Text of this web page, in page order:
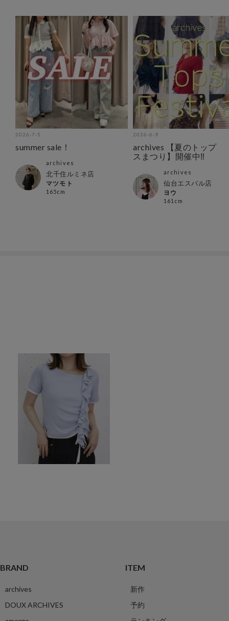
2026-7-5
summer sale！
archives
北千住ルミネ店
マツモト
165cm
2026-6-9
archives 【夏のトップ
スまつり】開催中‼︎
archives
仙台エスパル店
ヨウ
161cm
BRAND
archives
DOUX ARCHIVES
ITEM
新作
予約